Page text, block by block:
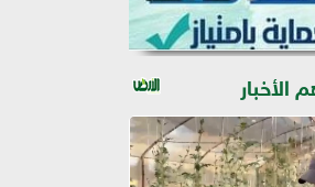
الأخبار